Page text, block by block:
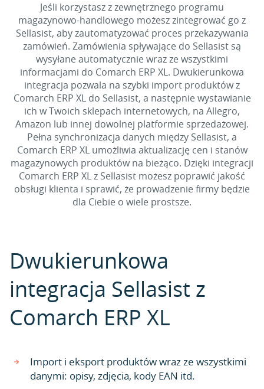
Jeśli korzystasz z zewnętrznego programu
magazynowo-handlowego możesz zintegrować go z
Sellasist, aby zautomatyzować proces przekazywania
zamówień. Zamówienia spływające do Sellasist są
wysyłane automatycznie wraz ze wszystkimi
informacjami do Comarch ERP XL. Dwukierunkowa
integracja pozwala na szybki import produktów z
Comarch ERP XL do Sellasist, a następnie wystawianie
ich w Twoich sklepach internetowych, na Allegro,
Amazon lub innej dowolnej platformie sprzedażowej.
Pełna synchronizacja danych między Sellasist, a
Comarch ERP XL umożliwia aktualizację cen i stanów
magazynowych produktów na bieżąco. Dzięki integracji
Comarch ERP XL z Sellasist możesz poprawić jakość
obsługi klienta i sprawić, że prowadzenie firmy będzie
dla Ciebie o wiele prostsze.
Dwukierunkowa
integracja Sellasist z
Comarch ERP XL
Import i eksport produktów wraz ze wszystkimi
danymi: opisy, zdjęcia, kody EAN itd.